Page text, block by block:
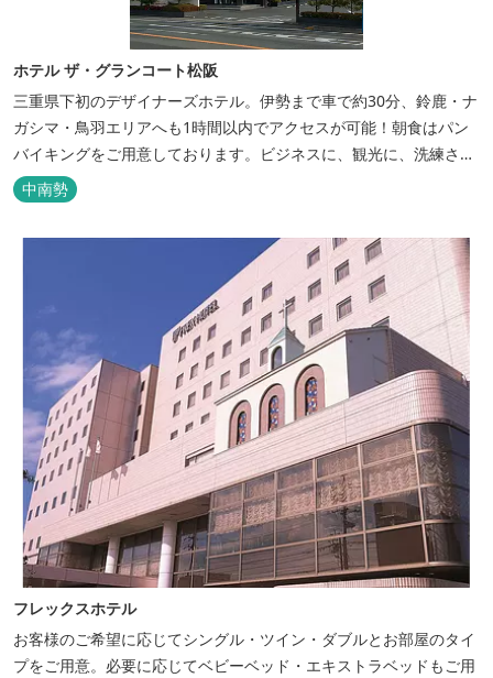
ホテル ザ・グランコート松阪
三重県下初のデザイナーズホテル。伊勢まで車で約30分、鈴鹿・ナ
ガシマ・鳥羽エリアへも1時間以内でアクセスが可能！朝食はパン
バイキングをご用意しております。ビジネスに、観光に、洗練され
た空間の中で上質なひとときをお過ごしください。
中南勢
フレックスホテル
お客様のご希望に応じてシングル・ツイン・ダブルとお部屋のタイ
プをご用意。必要に応じてベビーベッド・エキストラベッドもご用